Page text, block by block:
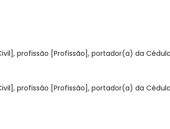
profissão [Profissão], portador(a) da
profissão [Profissão], portador(a) da